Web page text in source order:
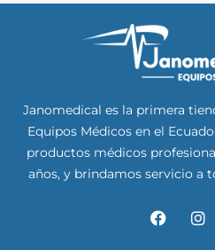
Janomedical es la primera
Equipos Médicos en el
productos médicos
años, y brindamos servicio a
F
a
I
n